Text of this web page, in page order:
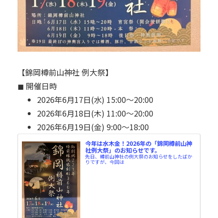
【錦岡樽前山神社 例大祭】
◼︎ 開催日時
2026年6月17日(水) 15:00～20:00
2026年6月18日(木) 11:00～20:00
2026年6月19日(金) 9:00～18:00
今年は水木金！2026年の「錦岡樽前山神
社例大祭」のお知らせです。
先日、樽前山神社の例大祭のお知らせをしたばか
りですが、今回は